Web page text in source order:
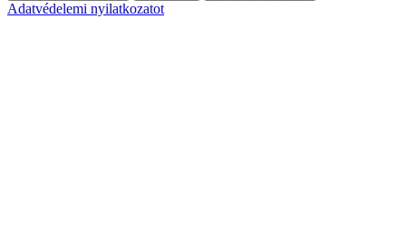
Adatvédelemi nyilatkozatot